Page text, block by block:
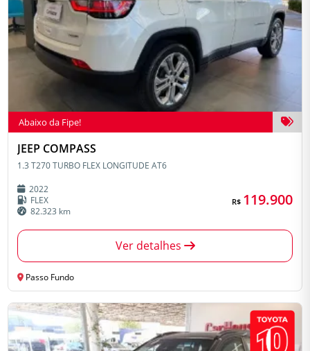
Abaixo da Fipe!
JEEP COMPASS
1.3 T270 TURBO FLEX LONGITUDE AT6
2022
FLEX
82.323 km
R$ 119.900
Ver detalhes
Passo Fundo